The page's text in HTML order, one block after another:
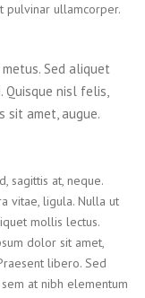
pulvinar ullamcorper.
Sed aliquet
Quisque nisl felis,
sit amet, augue.
sagittis at, neque.
vitae, ligula. Nulla ut
mollis lectus.
dolor sit amet,
libero. Sed
at nibh elementum